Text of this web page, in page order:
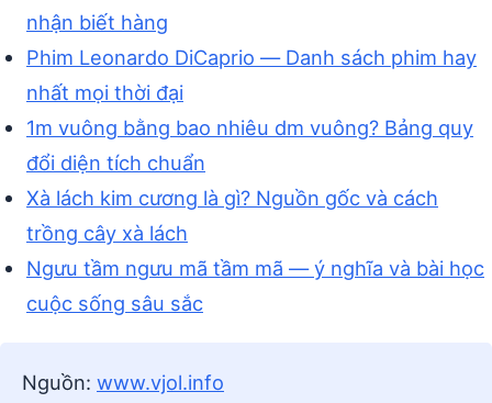
nhận biết hàng
Phim Leonardo DiCaprio — Danh sách phim hay
nhất mọi thời đại
1m vuông bằng bao nhiêu dm vuông? Bảng quy
đổi diện tích chuẩn
Xà lách kim cương là gì? Nguồn gốc và cách
trồng cây xà lách
Ngưu tầm ngưu mã tầm mã — ý nghĩa và bài học
cuộc sống sâu sắc
Nguồn: www.vjol.info